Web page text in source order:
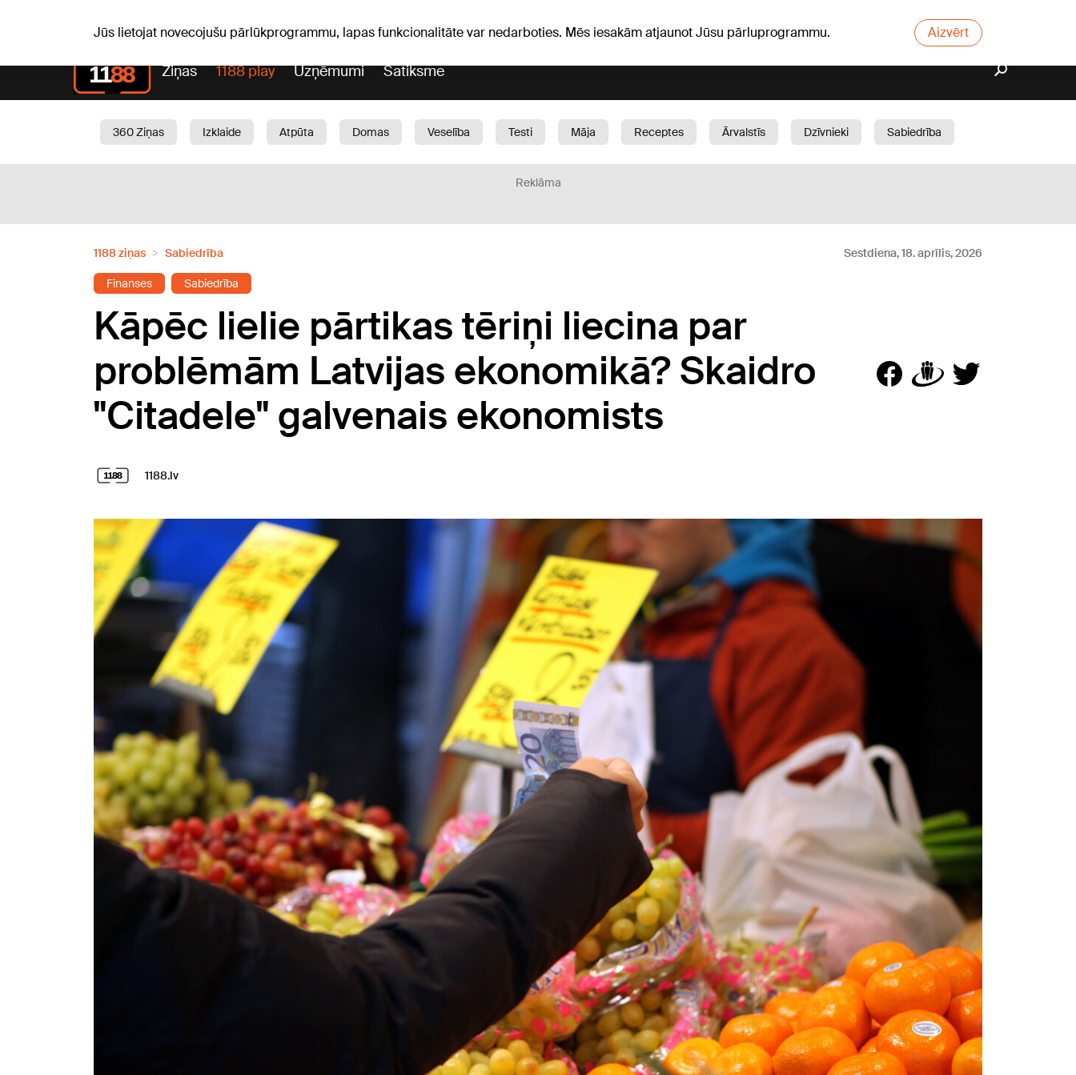
Jūs lietojat novecojušu pārlūkprogrammu, lapas funkcionalitāte var nedarboties. Mēs iesakām atjaunot Jūsu pārluprogrammu. Aizvērt
Ziņas 1188 play Uzņēmumi Satiksme
360 Ziņas Izklaide Atpūta Domas Veselība Testi Māja Receptes Ārvalstīs Dzīvnieki
Sabiedrība
Reklāma
1188 ziņas Sabiedrība Sestdiena, 18. aprīlis, 2026
Finanses Sabiedrība
Kāpēc lielie pārtikas tēriņi liecina par
problēmām Latvijas ekonomikā? Skaidro
"Citadele" galvenais ekonomists
1188.lv